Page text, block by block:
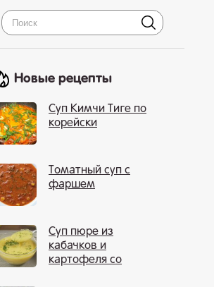
Новые рецепты
Суп Кимчи Тиге по
корейски
Томатный суп с
фаршем
Суп пюре из
кабачков и
картофеля со